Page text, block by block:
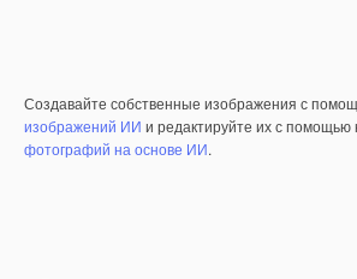
Создавайте собственные изображения с
изображений ИИ и редактируйте их с помощью
фотографий на основе ИИ.